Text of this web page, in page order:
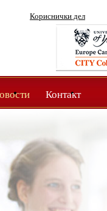
Кориснички дел
Контакт